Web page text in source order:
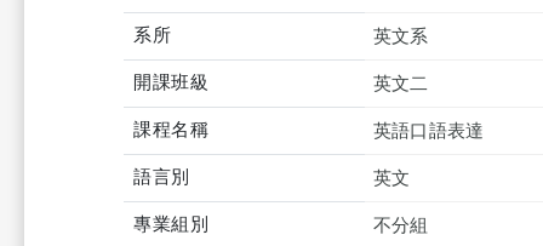
系所 英文系
開課班級 英文二
課程名稱 英語口語表達
語言別 英文
專業組別 不分組